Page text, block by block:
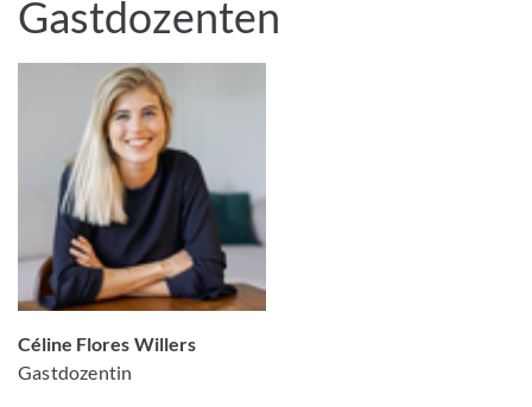
Gastdozenten
Céline Flores Willers
Gastdozentin